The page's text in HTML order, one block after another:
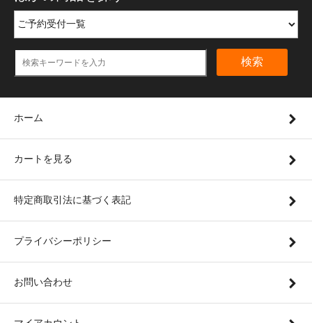
検索
ホーム
カートを見る
特定商取引法に基づく表記
プライバシーポリシー
お問い合わせ